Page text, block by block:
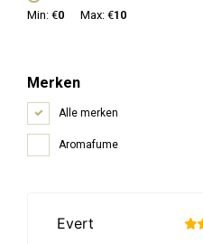
Min: €0 Max: €10
Merken
Alle merken
Aromafume